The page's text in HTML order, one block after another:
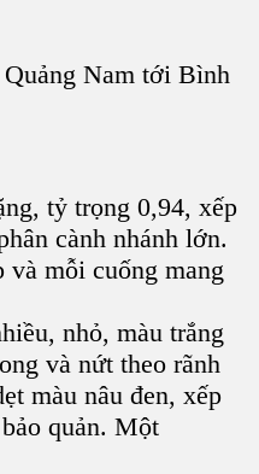
Nam tới Bình
tỷ trọng 0,94, xếp
cành nhánh lớn.
mỗi cuống mang
nhỏ, màu trắng
và nứt theo rãnh
màu nâu đen, xếp
quản. Một